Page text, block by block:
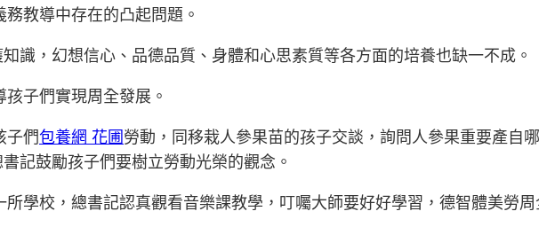
教導中存在的凸起問題。
識，幻想信心、品德品質、身體和心思素質等各方面的培養也缺一不成。
子們實現周全發展。
子們包養網 花圃勞動，同移栽人參果苗的孩子交談，詢問人參果重要產自
記鼓勵孩子們要樹立勞動光榮的觀念。
學校，總書記認真觀看音樂課教學，叮囑大師要好好學習，德智體美勞周